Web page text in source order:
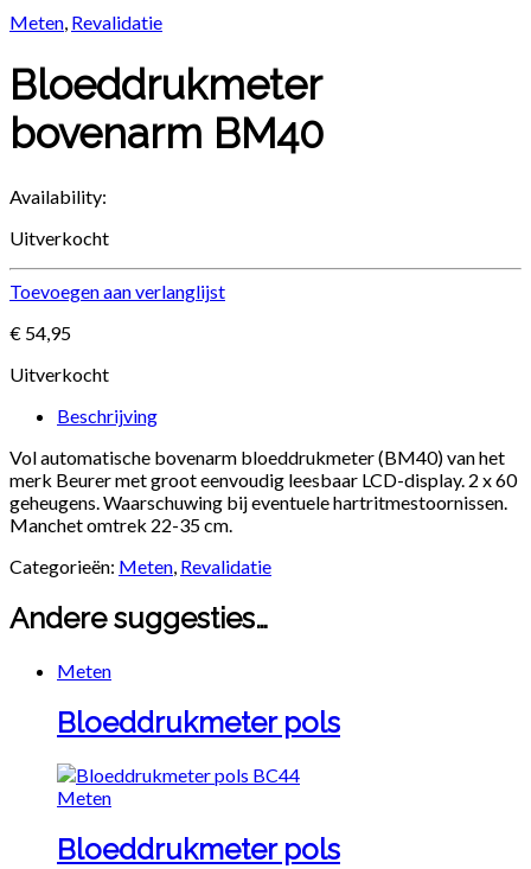
Meten, Revalidatie
Bloeddrukmeter
bovenarm BM40
Availability:
Uitverkocht
Toevoegen aan verlanglijst
€ 54,95
Uitverkocht
Beschrijving
Vol automatische bovenarm bloeddrukmeter (BM40) van het
merk Beurer met groot eenvoudig leesbaar LCD-display. 2 x 60
geheugens. Waarschuwing bij eventuele hartritmestoornissen.
Manchet omtrek 22-35 cm.
Categorieën: Meten, Revalidatie
Andere suggesties…
Meten
Bloeddrukmeter pols
Meten
Bloeddrukmeter pols